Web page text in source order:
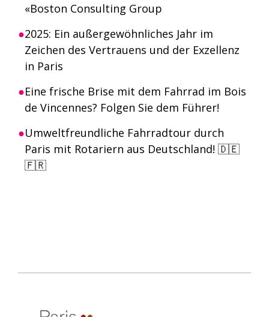
«Boston Consulting Group
2025: Ein außergewöhnliches Jahr im
Zeichen des Vertrauens und der Exzellenz
in Paris
Eine frische Brise mit dem Fahrrad im Bois
de Vincennes? Folgen Sie dem Führer!
Umweltfreundliche Fahrradtour durch
Paris mit Rotariern aus Deutschland! 🇩🇪
🇫🇷